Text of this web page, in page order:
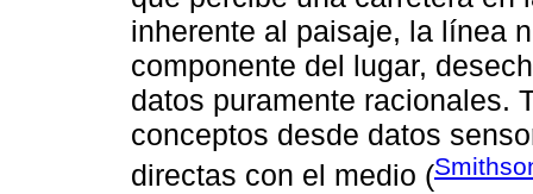
inherente al paisaje, la línea
componente del lugar,
datos puramente racionales.
conceptos desde datos
directas con el medio (